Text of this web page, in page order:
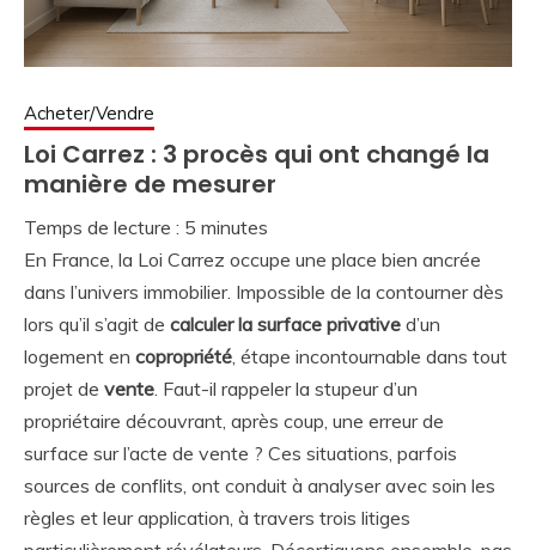
Acheter/Vendre
Loi Carrez : 3 procès qui ont changé la
manière de mesurer
Temps de lecture : 5 minutes
En France, la Loi Carrez occupe une place bien ancrée
dans l’univers immobilier. Impossible de la contourner dès
lors qu’il s’agit de calculer la surface privative d’un
logement en copropriété , étape incontournable dans tout
projet de vente . Faut-il rappeler la stupeur d’un
propriétaire découvrant, après coup, une erreur de
surface sur l’acte de vente ? Ces situations, parfois
sources de conflits, ont conduit à analyser avec soin les
règles et leur application, à travers trois litiges